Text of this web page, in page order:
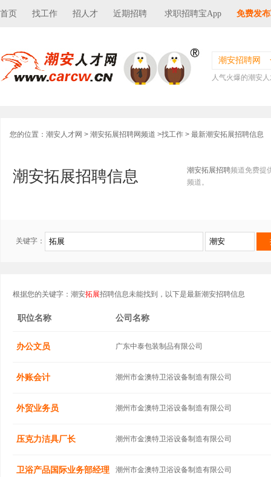
首页 找工作 招人才 近期招聘 求职招聘宝App 免费发
潮安招聘网
人气火爆的潮安
您的位置： 潮安人才网 > 潮安拓展招聘网频道 >找工作 > 最新潮安拓展招聘信息
潮安拓展招聘信息 潮安拓展招聘频道免费提
频道。
关键字：
根据您的关键字：潮安拓展招聘信息未能找到，以下是最新潮安招聘信息
职位名称 公司名称
办公文员 广东中泰包装制品有限公司
外账会计 潮州市金澳特卫浴设备制造有限公司
外贸业务员 潮州市金澳特卫浴设备制造有限公司
压克力洁具厂长 潮州市金澳特卫浴设备制造有限公司
卫浴产品国际业务部经理 潮州市金澳特卫浴设备制造有限公司